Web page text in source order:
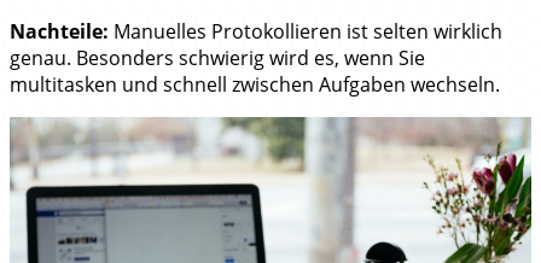
Nachteile: Manuelles Protokollieren ist selten wirklich
genau. Besonders schwierig wird es, wenn Sie
multitasken und schnell zwischen Aufgaben wechseln.